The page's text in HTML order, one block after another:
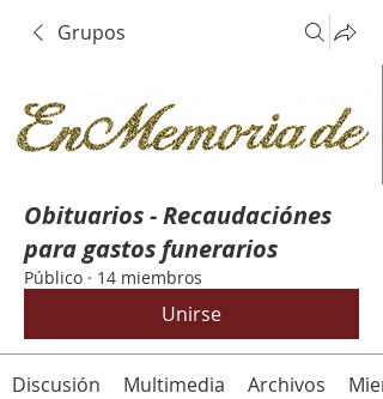
Grupos
Obituarios - Recaudaciónes
para gastos funerarios
Público · 14 miembros
Unirse
Discusión Multimedia Archivos